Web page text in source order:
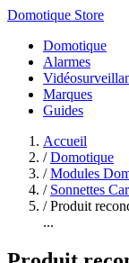
Domotique Store
Domotique
Alarmes
Marques
Guides
Accueil
/ Domotique
/ Modules
/ Sonnettes
/ Produit
...